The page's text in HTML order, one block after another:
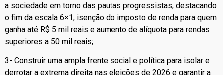
a sociedade em torno das pautas progressistas, destacando
o fim da escala 6×1, isenção do imposto de renda para quem
ganha até R$ 5 mil reais e aumento de alíquota para rendas
superiores a 50 mil reais;
3- Construir uma ampla frente social e política para isolar e
derrotar a extrema direita nas eleições de 2026 e garantir a